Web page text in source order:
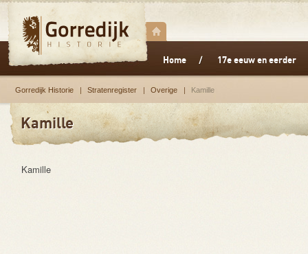
Home 17e eeuw en eerder
Gorredijk Historie Stratenregister Overige Kamille
Kamille
Kamille